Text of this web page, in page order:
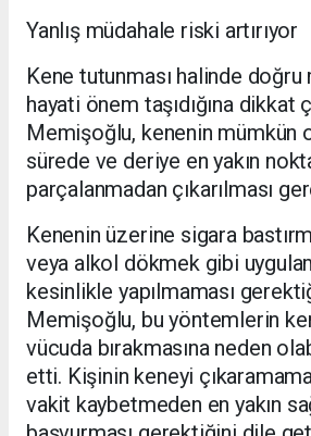
Yanlış müdahale riski artırıyor
Kene tutunması halinde doğru
hayati önem taşıdığına dikkat
Memişoğlu, kenenin mümkün
sürede ve deriye en yakın
parçalanmadan çıkarılması
Kenenin üzerine sigara
veya alkol dökmek gibi
kesinlikle yapılmaması
Memişoğlu, bu yöntemlerin
vücuda bırakmasına neden
etti. Kişinin keneyi
vakit kaybetmeden en yakın